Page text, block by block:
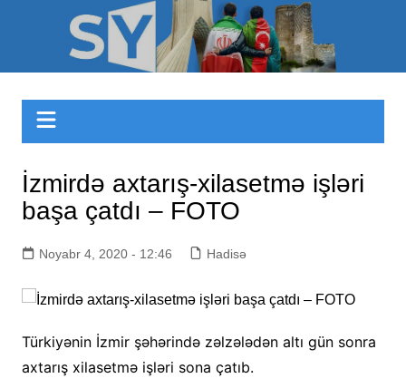
Sizinyol.org
İzmirdə axtarış-xilasetmə işləri
başa çatdı – FOTO
Noyabr 4, 2020 - 12:46 Hadisə
Türkiyənin İzmir şəhərində zəlzələdən altı gün sonra
axtarış xilasetmə işləri sona çatıb.